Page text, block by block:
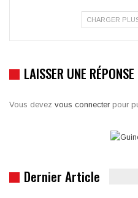
CHARGER
LAISSER UNE RÉPONSE
Vous devez vous connecter pour
Dernier Article